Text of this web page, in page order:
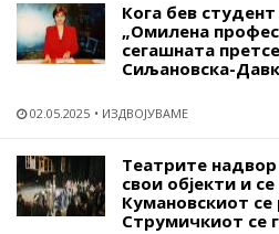
Кога бев
„Омилена
сегашната
Сиљановска-
02.05.2025 ИЗДВОЈУВАМЕ
Театрите
свои објекти и
Кумановскиот
Струмичкиот се